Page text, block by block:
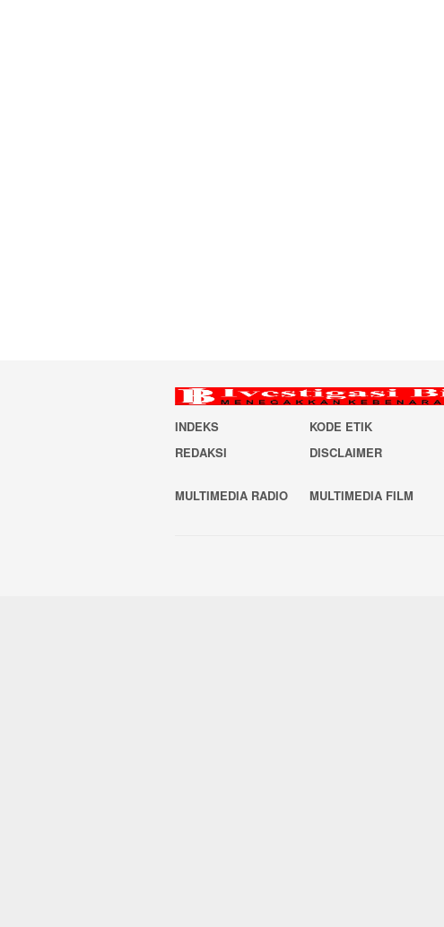
INDEKS KODE ETIK
REDAKSI
DISCLAIMER
MULTIMEDIA RADIO
MULTIMEDIA FILM